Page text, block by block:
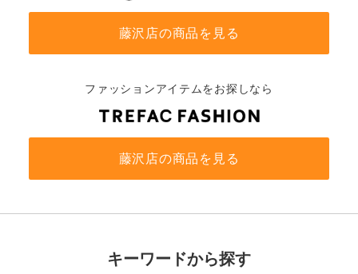
藤沢店の商品を見る
ファッションアイテムをお探しなら
藤沢店の商品を見る
キーワードから探す